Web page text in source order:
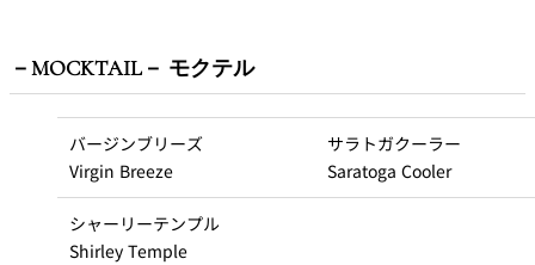
－MOCKTAIL－ モクテル
バージンブリーズ
Virgin Breeze
サラトガクーラー
Saratoga Cooler
シャーリーテンプル
Shirley Temple